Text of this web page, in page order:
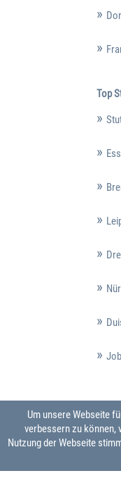
Top
Um unsere Webseite
verbessern zu können,
Nutzung der Webseite